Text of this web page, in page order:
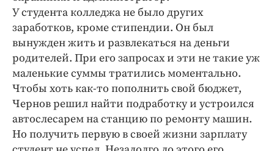
У студента колледжа не было других
заработков, кроме стипендии. Он был
вынужден жить и развлекаться на деньги
родителей. При его запросах и эти не такие уж
маленькие суммы тратились моментально.
Чтобы хоть как-то пополнить свой бюджет,
Чернов решил найти подработку и устроился
автослесарем на станцию по ремонту машин.
Но получить первую в своей жизни зарплату